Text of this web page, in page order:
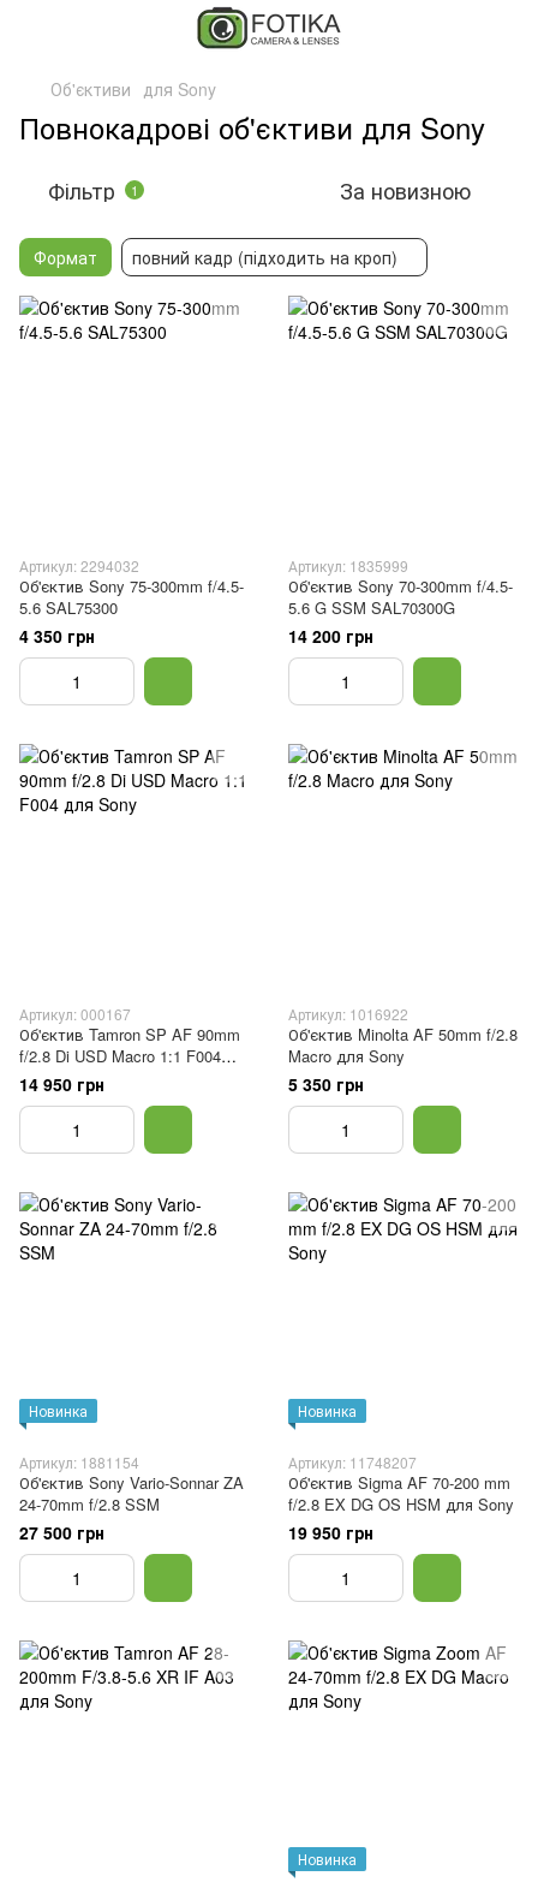
Об'єктиви для Sony
Повнокадрові об'єктиви для Sony
Фільтр 1 За новизною
Формат повний кадр (підходить на кроп)
Артикул: 2294032
Об'єктив Sony 75-300mm f/4.5-
5.6 SAL75300
4 350 грн
Артикул: 1835999
Об'єктив Sony 70-300mm f/4.5-
5.6 G SSM SAL70300G
14 200 грн
Артикул: 000167
Об'єктив Tamron SP AF 90mm
f/2.8 Di USD Macro 1:1 F004
для Sony
14 950 грн
Артикул: 1016922
Об'єктив Minolta AF 50mm f/2.8
Macro для Sony
5 350 грн
Новинка
Артикул: 1881154
Об'єктив Sony Vario-Sonnar ZA
24-70mm f/2.8 SSM
27 500 грн
Новинка
Артикул: 11748207
Об'єктив Sigma AF 70-200 mm
f/2.8 EX DG OS HSM для Sony
19 950 грн
Новинка